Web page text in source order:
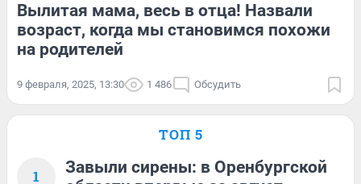
Вылитая мама, весь в отца! Назвали
возраст, когда мы становимся похожи
на родителей
9 февраля, 2025, 13:30 1 486 Обсудить
ТОП 5
1
Завыли сирены: в Оренбургской